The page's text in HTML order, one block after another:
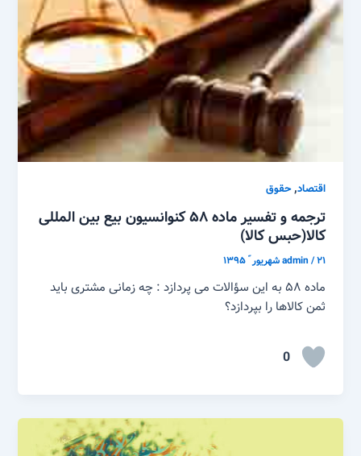
اقتصاد,حقوق
ترجمه و تفسیر ماده ۵۸ کنوانسیون بیع بین المللی
کالا(حبس کالا)
admin/۲۱ شهریور ّ ۱۳۹۵
ماده ۵۸ به این سؤالات می پردازد : چه زمانی مشتری باید
ثمن کالاها را بپردازد؟
0